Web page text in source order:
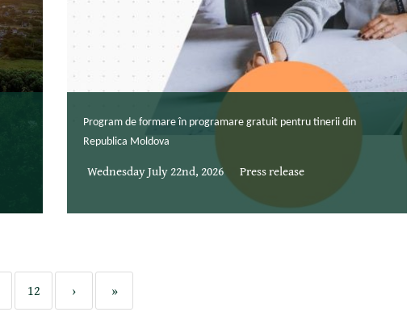
Program de formare în programare gratuit pentru tinerii din
Republica Moldova
Wednesday July 22nd, 2026 Press release
12 › »